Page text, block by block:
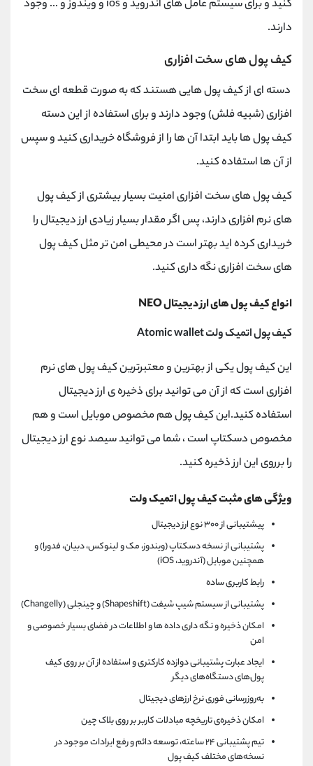
کنید و برای سیستم عامل های اندروید و ios و ویندوز و ... وجود
دارند.
کیف پول های سخت افزاری
دسته ای از کیف پول هایی هستند که به صورت قطعه ای سخت
افزاری (شبیه فلش) وجود دارند و برای استفاده از این دسته
کیف پول ها باید ابتدا آن ها را از فروشگاه خریداری کنید و سپس
از آن ها استفاده کنید.
کیف پول های سخت افزاری امنیت بسیار بیشتری از کیف پول
های نرم افزاری دارند، پس اگر مقدار بسیار زیادی ارز دیجیتال را
خریداری کرده اید بهتر است در محیطی امن تر مثل کیف پول
های سخت افزاری نگه داری کنید.
انواع کیف پول های ارز دیجیتال NEO
کیف پول اتمیک ولت Atomic wallet
این کیف پول یکی از بهترین و معتبرترین کیف پول های نرم
افزاری است که از آن می توانید برای ذخیره ی ارز دیجیتال
استفاده کنید.این کیف پول هم مخصوص موبایل است و هم
مخصوص دسکتاپ است ، شما می توانید سیصد نوع ارز دیجیتال
را برروی این ارز ذخیره کنید.
ویژگی ‌های مثبت کیف پول اتمیک ولت
پیشتیبانی از ۳۰۰ نوع ارز دیجیتال
پشتیبانی از نسخه دسکتاپ (ویندوز، مک و لینوکس، دبیان، فدورا) و
همچنین موبایل (آندروید، iOS)
رابط کاربری ساده
پشتیبانی از سیستم شیپ‌ شیفت (Shapeshift) و چینجلی (Changelly)
امکان ذخیره و نگه داری داده ها و اطلاعات در فضای بسیار خصوصی و
امن
ایجاد عبارت پشتیبانی دوازده کارکتری و استفاده از آن بر روی کیف
پول‌های دستگاه‌های دیگر
به‌روزرسانی فوری نرخ ارزهای دیجیتال
امکان ذخیره‌ی تاریخچه مبادلات کاربر بر روی بلاک چین
تیم پشتیبانی ۲۴ ساعته، توسعه دائم و رفع ایرادات موجود در
نسخه‌های مختلف کیف پول